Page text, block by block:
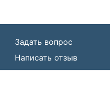
Задать вопрос
Написать отзыв